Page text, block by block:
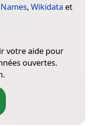
, Wikidata et
votre aide pour
ouvertes.